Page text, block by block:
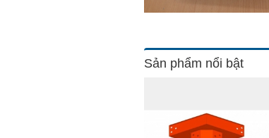
Sản phẩm nổi bật